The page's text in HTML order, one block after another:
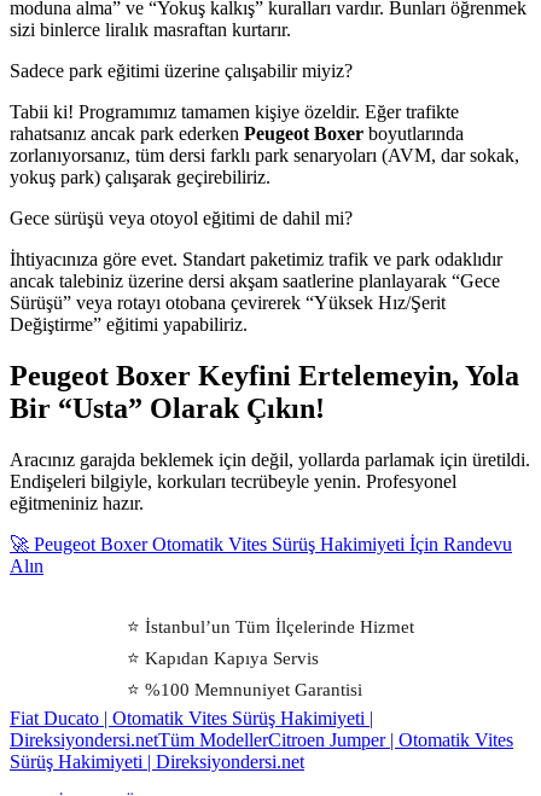
moduna alma” ve “Yokuş kalkış” kuralları vardır. Bunları öğrenmek
sizi binlerce liralık masraftan kurtarır.
Sadece park eğitimi üzerine çalışabilir miyiz?
Tabii ki! Programımız tamamen kişiye özeldir. Eğer trafikte
rahatsanız ancak park ederken Peugeot Boxer boyutlarında
zorlanıyorsanız, tüm dersi farklı park senaryoları (AVM, dar sokak,
yokuş park) çalışarak geçirebiliriz.
Gece sürüşü veya otoyol eğitimi de dahil mi?
İhtiyacınıza göre evet. Standart paketimiz trafik ve park odaklıdır
ancak talebiniz üzerine dersi akşam saatlerine planlayarak “Gece
Sürüşü” veya rotayı otobana çevirerek “Yüksek Hız/Şerit
Değiştirme” eğitimi yapabiliriz.
Peugeot Boxer Keyfini Ertelemeyin, Yola
Bir “Usta” Olarak Çıkın!
Aracınız garajda beklemek için değil, yollarda parlamak için üretildi.
Endişeleri bilgiyle, korkuları tecrübeyle yenin. Profesyonel
eğitmeniniz hazır.
🚀 Peugeot Boxer Otomatik Vites Sürüş Hakimiyeti İçin Randevu
Alın
⭐ İstanbul’un Tüm İlçelerinde Hizmet
⭐ Kapıdan Kapıya Servis
⭐ %100 Memnuniyet Garantisi
Fiat Ducato | Otomatik Vites Sürüş Hakimiyeti |
Direksiyondersi.netTüm ModellerCitroen Jumper | Otomatik Vites
Sürüş Hakimiyeti | Direksiyondersi.net